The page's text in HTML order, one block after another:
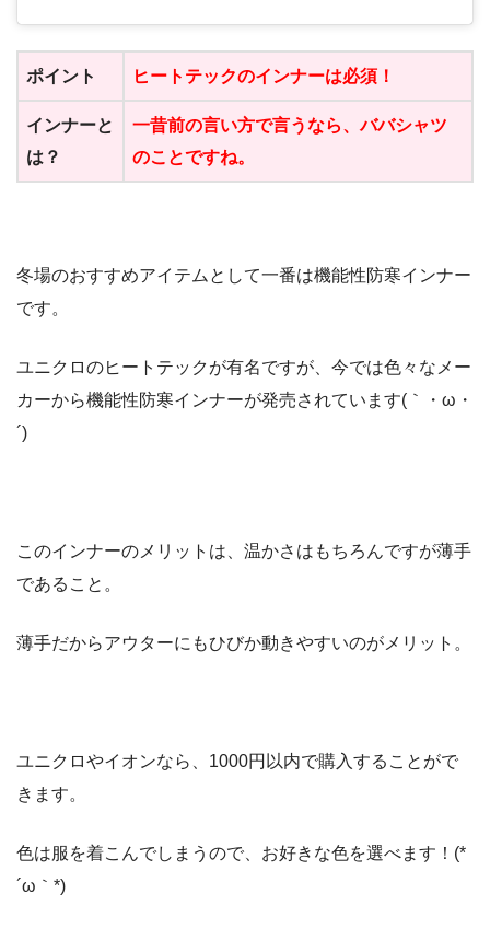
ポイント ヒートテックのインナーは必須！
インナーと
は？
一昔前の言い方で言うなら、ババシャツ
のことですね。
冬場のおすすめアイテムとして一番は機能性防寒インナー
です。
ユニクロのヒートテックが有名ですが、今では色々なメー
カーから機能性防寒インナーが発売されています(｀・ω・
´)
このインナーのメリットは、温かさはもちろんですが薄手
であること。
薄手だからアウターにもひびか動きやすいのがメリット。
ユニクロやイオンなら、1000円以内で購入することがで
きます。
色は服を着こんでしまうので、お好きな色を選べます！(*
´ω｀*)